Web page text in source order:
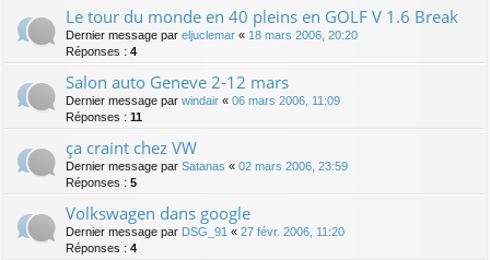
Le tour du monde en 40 pleins en GOLF V 1.6 Break
Dernier message par eljuclemar « 18 mars 2006, 20:20
Réponses : 4
Salon auto Geneve 2-12 mars
Dernier message par windair « 06 mars 2006, 11:09
Réponses : 11
ça craint chez VW
Dernier message par Satanas « 02 mars 2006, 23:59
Réponses : 5
Volkswagen dans google
Dernier message par DSG_91 « 27 févr. 2006, 11:20
Réponses : 4